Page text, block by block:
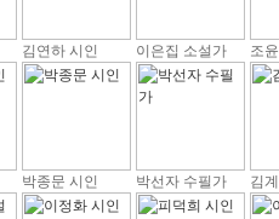
김연하 시인 이은집 소설가 조
박종문 시인 박선자 수필가 김